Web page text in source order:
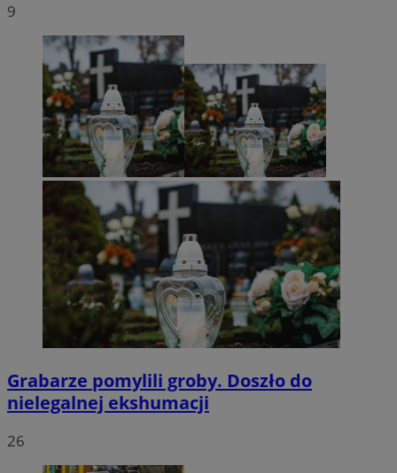
9
Grabarze pomylili groby. Doszło do
nielegalnej ekshumacji
26